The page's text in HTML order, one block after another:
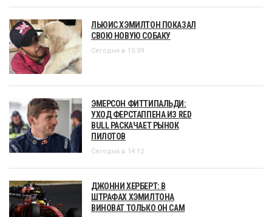
ЛЬЮИС ХЭМИЛТОН ПОКАЗАЛ
СВОЮ НОВУЮ СОБАКУ
Сегодня в 15:09
ЭМЕРСОН ФИТТИПАЛЬДИ:
УХОД ФЕРСТАППЕНА ИЗ RED
BULL РАСКАЧАЕТ РЫНОК
ПИЛОТОВ
Сегодня в 14:12
ДЖОННИ ХЕРБЕРТ: В
ШТРАФАХ ХЭМИЛТОНА
ВИНОВАТ ТОЛЬКО ОН САМ